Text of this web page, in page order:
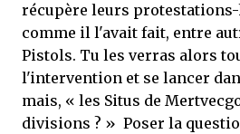
récupère leurs
comme il l'avait fait, entre
Pistols. Tu les verras alors
l'intervention et se lancer
mais, « les Situs de
divisions ? » Poser la